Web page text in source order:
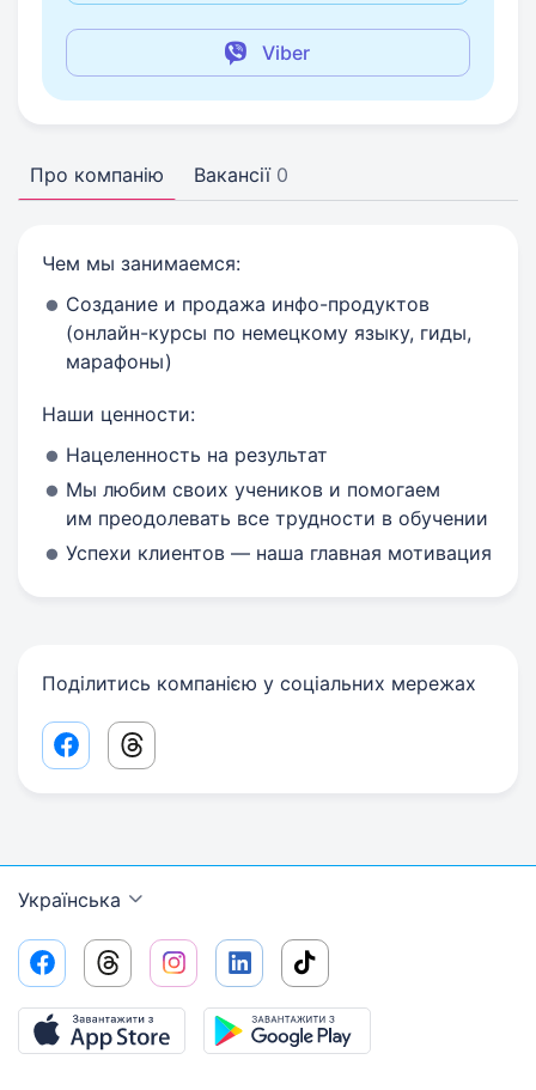
Viber
Про компанію Вакансії 0
Чем мы занимаемся:
Создание и продажа инфо-продуктов
(онлайн-курсы по немецкому языку, гиды,
марафоны)
Наши ценности:
Нацеленность на результат
Мы любим своих учеников и помогаем
им преодолевать все трудности в обучении
Успехи клиентов — наша главная мотивация
Поділитись компанією у соціальних мережах
Facebook share link
Threads share link
Українська